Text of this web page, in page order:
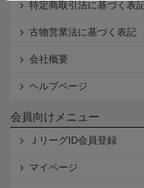
特定商取引法に基づく表
古物営業法に基づく表記
会社概要
ヘルプページ
会員向けメニュー
ＪリーグID会員登録
マイページ